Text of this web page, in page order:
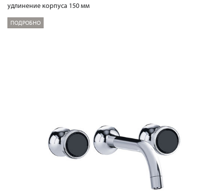
удлинение корпуса 150 мм
ПОДРОБНО